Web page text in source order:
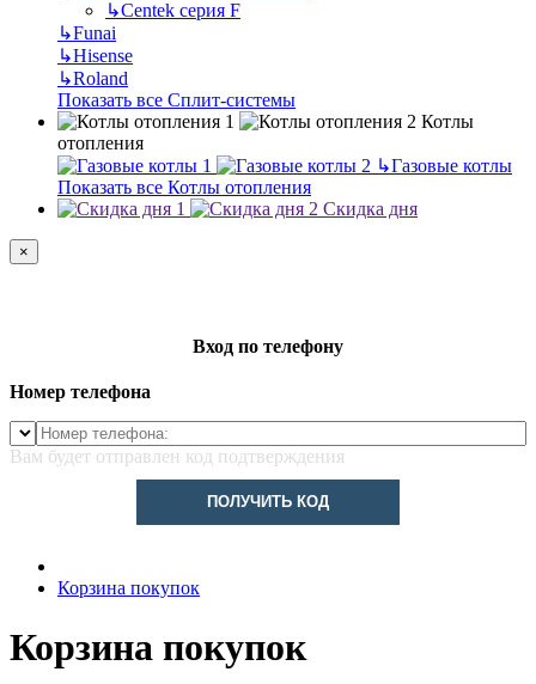
↳Centek серия F
↳Funai
↳Hisense
↳Roland
Показать все Сплит-системы
Котлы
отопления
↳Газовые котлы
Показать все Котлы отопления
Скидка дня
×
Вход по телефону
Номер телефона
Вам будет отправлен код подтверждения
ПОЛУЧИТЬ КОД
Корзина покупок
Корзина покупок